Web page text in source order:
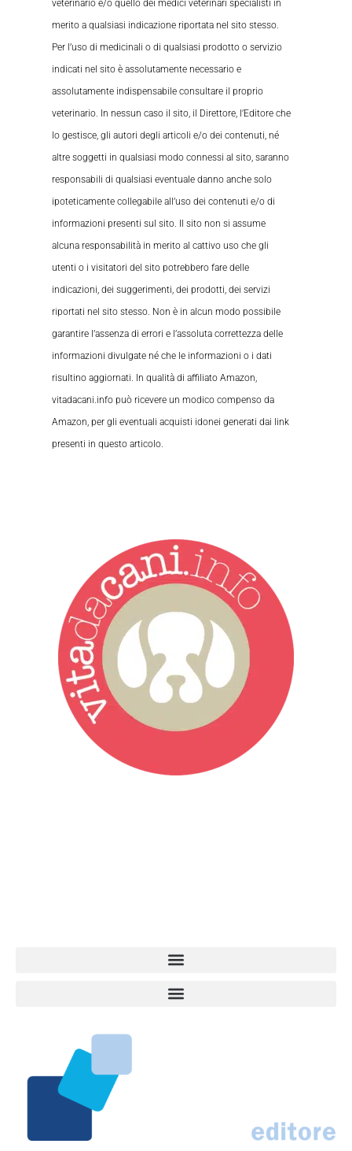
veterinario e/o quello dei medici veterinari specialisti in
merito a qualsiasi indicazione riportata nel sito stesso.
Per l’uso di medicinali o di qualsiasi prodotto o servizio
indicati nel sito è assolutamente necessario e
assolutamente indispensabile consultare il proprio
veterinario. In nessun caso il sito, il Direttore, l’Editore che
lo gestisce, gli autori degli articoli e/o dei contenuti, né
altre soggetti in qualsiasi modo connessi al sito, saranno
responsabili di qualsiasi eventuale danno anche solo
ipoteticamente collegabile all’uso dei contenuti e/o di
informazioni presenti sul sito. Il sito non si assume
alcuna responsabilità in merito al cattivo uso che gli
utenti o i visitatori del sito potrebbero fare delle
indicazioni, dei suggerimenti, dei prodotti, dei servizi
riportati nel sito stesso. Non è in alcun modo possibile
garantire l’assenza di errori e l’assoluta correttezza delle
informazioni divulgate né che le informazioni o i dati
risultino aggiornati. In qualità di affiliato Amazon,
vitadacani.info può ricevere un modico compenso da
Amazon, per gli eventuali acquisti idonei generati dai link
presenti in questo articolo.